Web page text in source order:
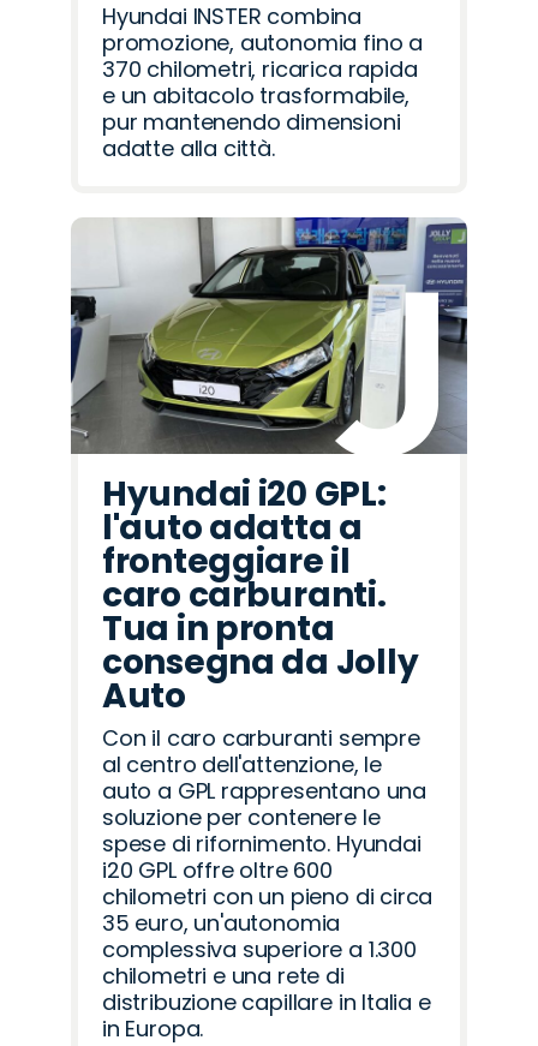
Hyundai INSTER combina
promozione, autonomia fino a
370 chilometri, ricarica rapida
e un abitacolo trasformabile,
pur mantenendo dimensioni
adatte alla città.
Hyundai i20 GPL:
l'auto adatta a
fronteggiare il
caro carburanti.
Tua in pronta
consegna da Jolly
Auto
Con il caro carburanti sempre
al centro dell'attenzione, le
auto a GPL rappresentano una
soluzione per contenere le
spese di rifornimento. Hyundai
i20 GPL offre oltre 600
chilometri con un pieno di circa
35 euro, un'autonomia
complessiva superiore a 1.300
chilometri e una rete di
distribuzione capillare in Italia e
in Europa.